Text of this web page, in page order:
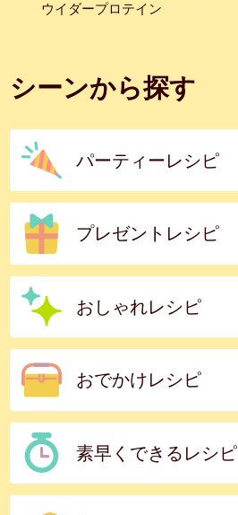
ウイダープロテイン
シーンから探す
パーティーレシピ
プレゼントレシピ
おしゃれレシピ
おでかけレシピ
素早くできるレシピ